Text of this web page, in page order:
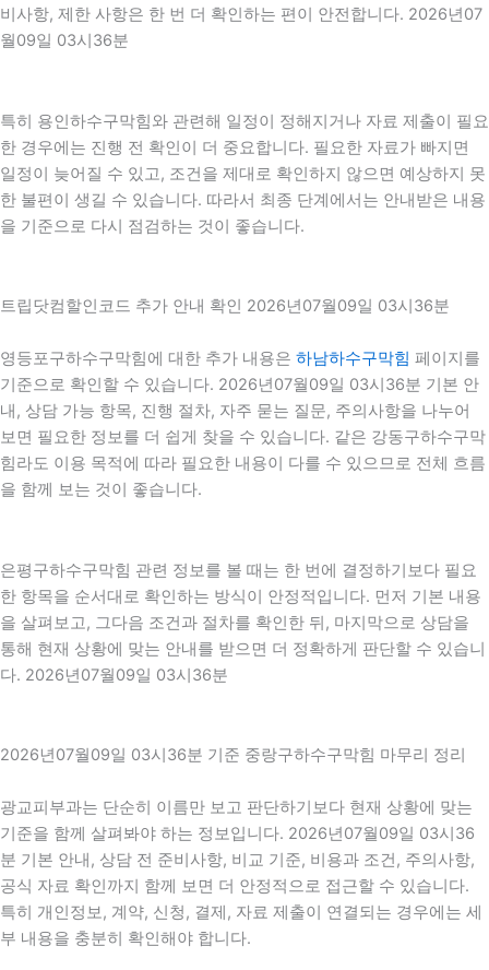
비사항, 제한 사항은 한 번 더 확인하는 편이 안전합니다. 2026년07
월09일 03시36분
특히 용인하수구막힘와 관련해 일정이 정해지거나 자료 제출이 필요
한 경우에는 진행 전 확인이 더 중요합니다. 필요한 자료가 빠지면
일정이 늦어질 수 있고, 조건을 제대로 확인하지 않으면 예상하지 못
한 불편이 생길 수 있습니다. 따라서 최종 단계에서는 안내받은 내용
을 기준으로 다시 점검하는 것이 좋습니다.
트립닷컴할인코드 추가 안내 확인 2026년07월09일 03시36분
영등포구하수구막힘에 대한 추가 내용은 하남하수구막힘 페이지를
기준으로 확인할 수 있습니다. 2026년07월09일 03시36분 기본 안
내, 상담 가능 항목, 진행 절차, 자주 묻는 질문, 주의사항을 나누어
보면 필요한 정보를 더 쉽게 찾을 수 있습니다. 같은 강동구하수구막
힘라도 이용 목적에 따라 필요한 내용이 다를 수 있으므로 전체 흐름
을 함께 보는 것이 좋습니다.
은평구하수구막힘 관련 정보를 볼 때는 한 번에 결정하기보다 필요
한 항목을 순서대로 확인하는 방식이 안정적입니다. 먼저 기본 내용
을 살펴보고, 그다음 조건과 절차를 확인한 뒤, 마지막으로 상담을
통해 현재 상황에 맞는 안내를 받으면 더 정확하게 판단할 수 있습니
다. 2026년07월09일 03시36분
2026년07월09일 03시36분 기준 중랑구하수구막힘 마무리 정리
광교피부과는 단순히 이름만 보고 판단하기보다 현재 상황에 맞는
기준을 함께 살펴봐야 하는 정보입니다. 2026년07월09일 03시36
분 기본 안내, 상담 전 준비사항, 비교 기준, 비용과 조건, 주의사항,
공식 자료 확인까지 함께 보면 더 안정적으로 접근할 수 있습니다.
특히 개인정보, 계약, 신청, 결제, 자료 제출이 연결되는 경우에는 세
부 내용을 충분히 확인해야 합니다.